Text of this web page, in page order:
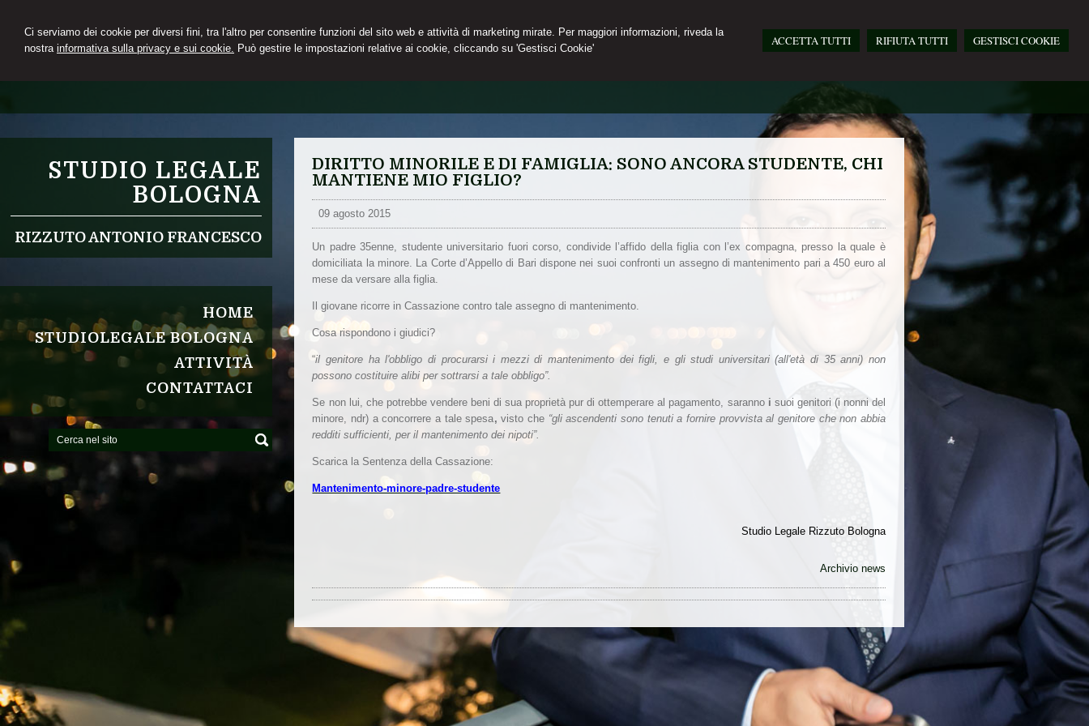
Ci serviamo dei cookie per diversi fini, tra l'altro per consentire funzioni del sito web e attività di marketing mirate. Per maggiori informazioni, riveda la
nostra informativa sulla privacy e sui cookie. Può gestire le impostazioni relative ai cookie, cliccando su 'Gestisci Cookie'
ACCETTA TUTTI RIFIUTA TUTTI GESTISCI COOKIE
STUDIO LEGALE
BOLOGNA
RIZZUTO ANTONIO FRANCESCO
HOME
STUDIOLEGALE BOLOGNA
ATTIVITÀ
CONTATTACI
DIRITTO MINORILE E DI FAMIGLIA: SONO ANCORA STUDENTE, CHI
MANTIENE MIO FIGLIO?
09 agosto 2015
Un padre 35enne, studente universitario fuori corso, condivide l’affido della figlia con l’ex compagna, presso la quale è
domiciliata la minore. La Corte d’Appello di Bari dispone nei suoi confronti un assegno di mantenimento pari a 450 euro al
mese da versare alla figlia.
Il giovane ricorre in Cassazione contro tale assegno di mantenimento.
Cosa rispondono i giudici?
“il genitore ha l'obbligo di procurarsi i mezzi di mantenimento dei figli, e gli studi universitari (all'età di 35 anni) non
possono costituire alibi per sottrarsi a tale obbligo”.
Se non lui, che potrebbe vendere beni di sua proprietà pur di ottemperare al pagamento, sarannoi suoi genitori (i nonni del
minore, ndr) a concorrere a tale spesa,visto che “gli ascendenti sono tenuti a fornire provvista al genitore che non abbia
redditi sufficienti, per il mantenimento dei nipoti”.
Scarica la Sentenza della Cassazione:
Mantenimento-minore-padre-studente
Studio Legale Rizzuto Bologna
Archivio news